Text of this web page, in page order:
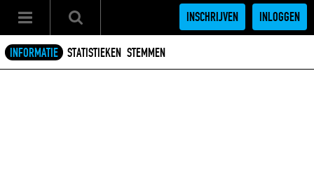
INSCHRIJVEN INLOGGEN
INFORMATIE STATISTIEKEN STEMMEN